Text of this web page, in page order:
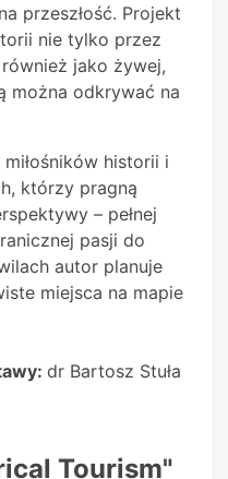
przeszłość. Projekt
nie tylko przez
jako żywej,
można odkrywać na
historii i
którzy pragną
– pełnej
pasji do
autor planuje
miejsca na mapie
dr Bartosz Stuła
Tourism"